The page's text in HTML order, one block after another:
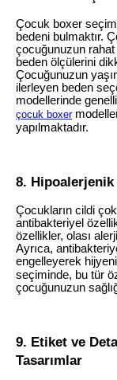
Çocuk boxer
bedeni bulmaktır.
çocuğunuzun
beden ölçülerini
Çocuğunuzun
ilerleyen beden
modellerinde
çocuk boxer
yapılmaktadır.
8.
Çocukların cildi
antibakteriyel
özellikler, olası
Ayrıca,
engelleyerek
seçiminde, bu tür
çocuğunuzun
9. Etiket ve
Tasarımlar